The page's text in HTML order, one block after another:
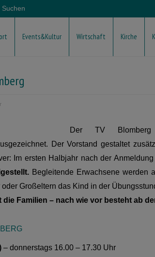
Events&Kultur Wirtschaft Kirche
Der TV
Der Vorstand gestaltet
Im ersten Halbjahr nach der
Begleitende Erwachsene werden
Großeltern das Kind in der
Familien – nach wie vor besteht ab
– donnerstags 16.00 – 17.30 Uhr